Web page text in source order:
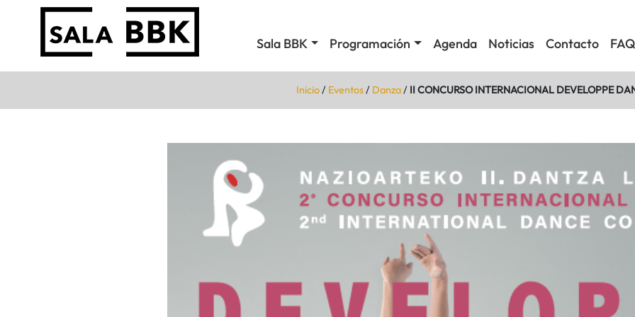
Sala BBK Programación Agenda Noticias Contacto
Inicio/ Eventos/ Danza/ II CONCURSO INTERNACIONAL DEVELOPPE